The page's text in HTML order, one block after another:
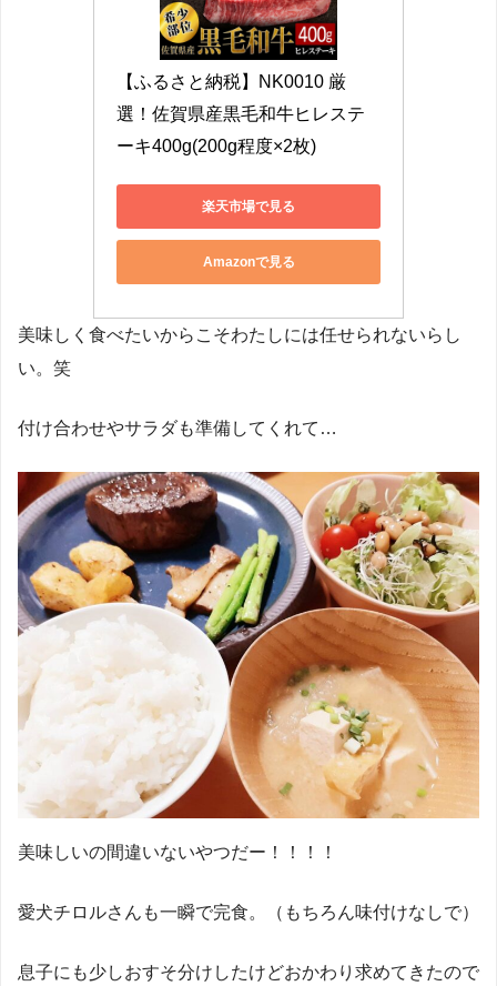
【ふるさと納税】NK0010 厳
選！佐賀県産黒毛和牛ヒレステ
ーキ400g(200g程度×2枚)
楽天市場で見る
Amazonで見る
美味しく食べたいからこそわたしには任せられないらし
い。笑
付け合わせやサラダも準備してくれて…
美味しいの間違いないやつだー！！！！
愛犬チロルさんも一瞬で完食。（もちろん味付けなしで）
息子にも少しおすそ分けしたけどおかわり求めてきたので